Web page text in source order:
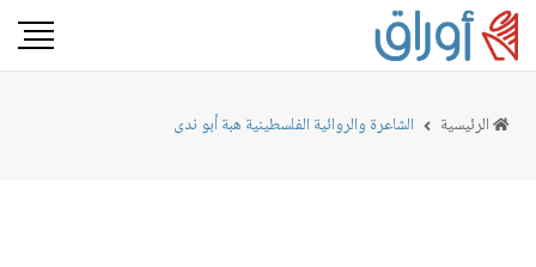
الرئيسية الشاعرة والروائية الفلسطينية هبة أبو ندى